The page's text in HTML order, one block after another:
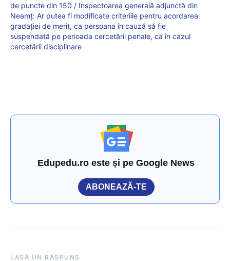
de puncte din 150 / Inspectoarea generală adjunctă din
Neamț: Ar putea fi modificate criteriile pentru acordarea
gradației de merit, ca persoana în cauză să fie
suspendată pe perioada cercetării penale, ca în cazul
cercetării disciplinare
Edupedu.ro este și pe Google News
ABONEAZĂ-TE
LASĂ UN RĂSPUNS